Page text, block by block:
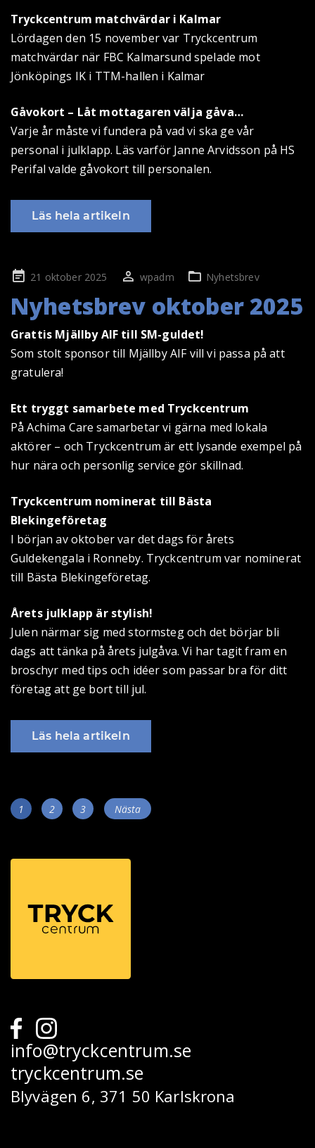
Tryckcentrum matchvärdar i Kalmar
Lördagen den 15 november var Tryckcentrum
matchvärdar när FBC Kalmarsund spelade mot
Jönköpings IK i TTM-hallen i Kalmar
Gåvokort – Låt mottagaren välja gåva…
Varje år måste vi fundera på vad vi ska ge vår
personal i julklapp. Läs varför Janne Arvidsson på HS
Perifal valde gåvokort till personalen.
Läs hela artikeln
Publicerad
21 oktober 2025 wpadm Nyhetsbrev
Nyhetsbrev oktober 2025
Grattis Mjällby AIF till SM-guldet!
Som stolt sponsor till Mjällby AIF vill vi passa på att
gratulera!
Ett tryggt samarbete med Tryckcentrum
På Achima Care samarbetar vi gärna med lokala
aktörer – och Tryckcentrum är ett lysande exempel på
hur nära och personlig service gör skillnad.
Tryckcentrum nominerat till Bästa
Blekingeföretag
I början av oktober var det dags för årets
Guldekengala i Ronneby. Tryckcentrum var nominerat
till Bästa Blekingeföretag.
Årets julklapp är stylish!
Julen närmar sig med stormsteg och det börjar bli
dags att tänka på årets julgåva. Vi har tagit fram en
broschyr med tips och idéer som passar bra för ditt
företag att ge bort till jul.
Läs hela artikeln
Inläggsnavigering
Sida
1 Sida
2 Sida
3 Nästa
info@tryckcentrum.se
tryckcentrum.se
Blyvägen 6, 371 50 Karlskrona